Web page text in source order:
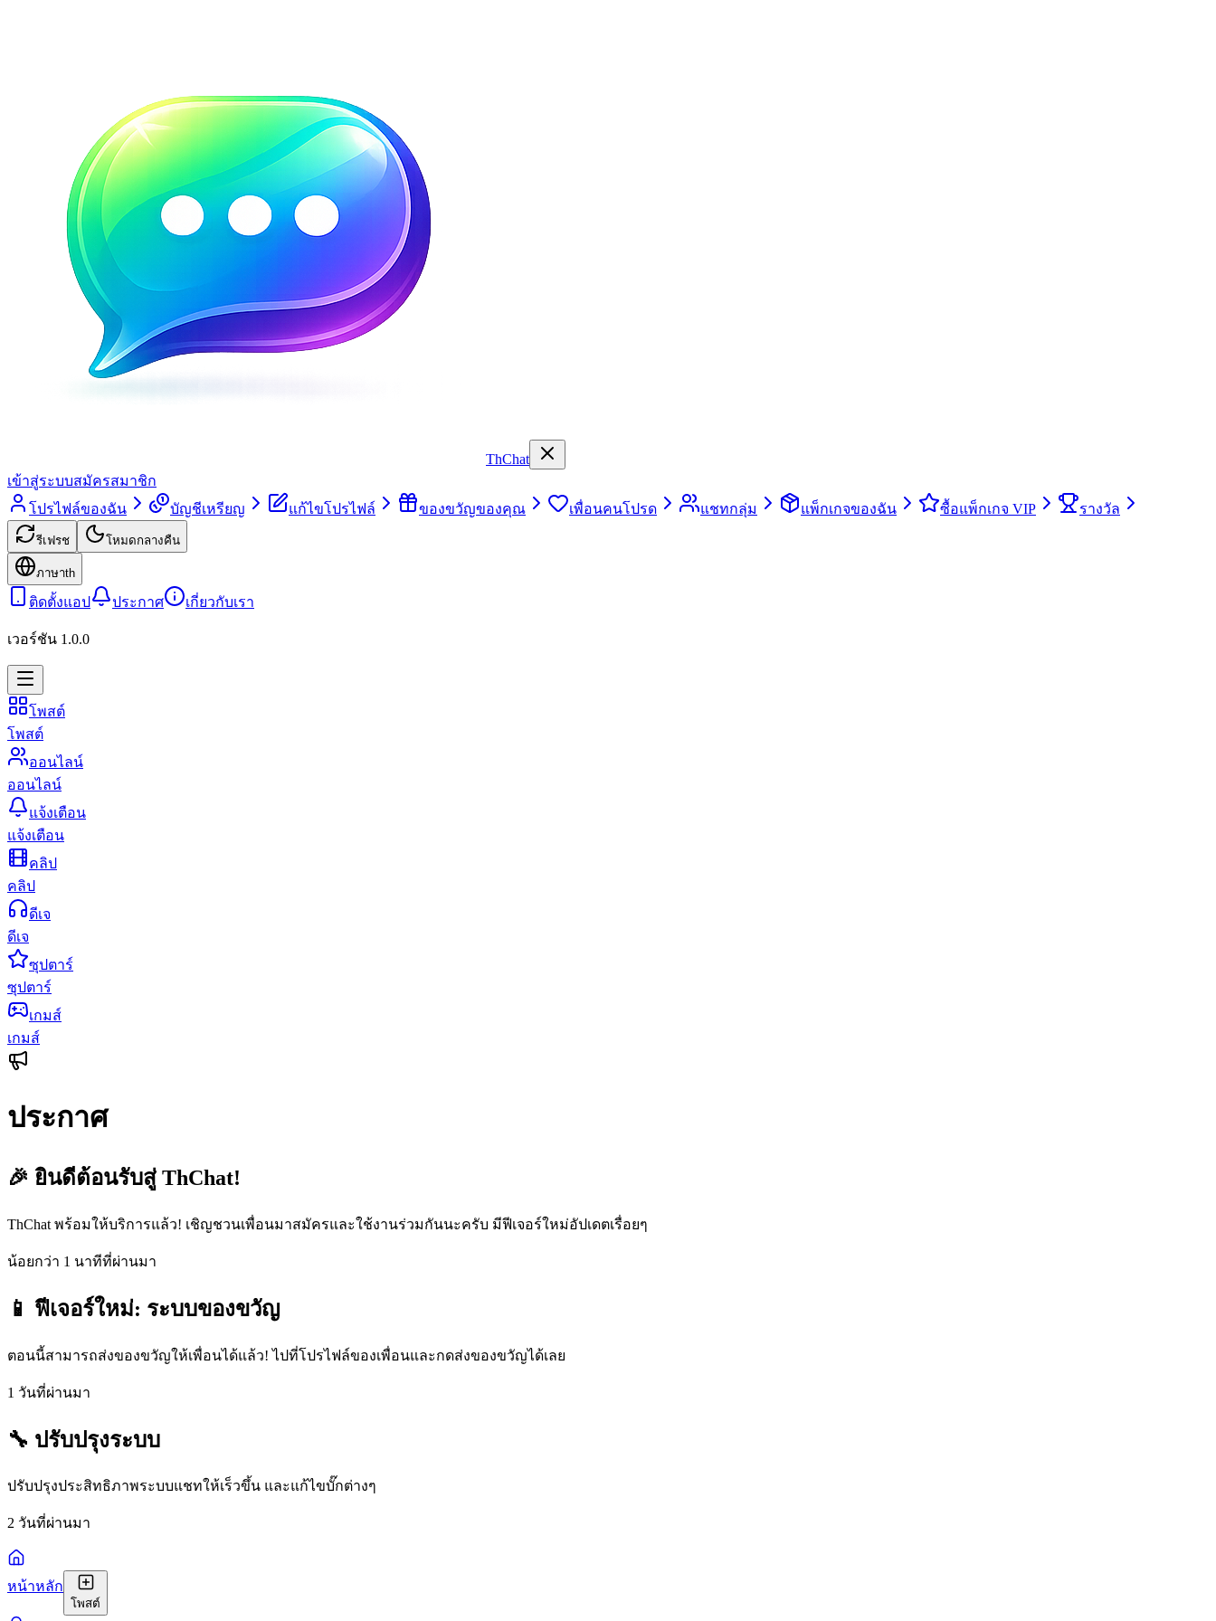
ThChat
เข้าสู่ระบบสมัครสมาชิก
โปรไฟล์ของฉัน
บัญชีเหรียญ แก้ไขโปรไฟล์ ของขวัญของคุณ เพื่อนคนโปรด แชทกลุ่ม แพ็กเกจของฉัน ซื้อแพ็กเกจ VIP รางวัล
รีเฟรช โหมดกลางคืน
ภาษาth
ติดตั้งแอป ประกาศ เกี่ยวกับเรา
เวอร์ชัน 1.0.0
โพสต์
โพสต์
ออนไลน์
ออนไลน์
แจ้งเตือน
แจ้งเตือน
คลิป
คลิป
ดีเจ
ดีเจ
ซุปตาร์
ซุปตาร์
เกมส์
เกมส์
ประกาศ
🎉 ยินดีต้อนรับสู่ ThChat!
ThChat พร้อมให้บริการแล้ว! เชิญชวนเพื่อนมาสมัครและใช้งานร่วมกันนะครับ มีฟีเจอร์ใหม่อัปเดตเรื่อยๆ
น้อยกว่า 1 นาทีที่ผ่านมา
📱 ฟีเจอร์ใหม่: ระบบของขวัญ
ตอนนี้สามารถส่งของขวัญให้เพื่อนได้แล้ว! ไปที่โปรไฟล์ของเพื่อนและกดส่งของขวัญได้เลย
1 วันที่ผ่านมา
🔧 ปรับปรุงระบบ
ปรับปรุงประสิทธิภาพระบบแชทให้เร็วขึ้น และแก้ไขบั๊กต่างๆ
2 วันที่ผ่านมา
หน้าหลัก
โพสต์